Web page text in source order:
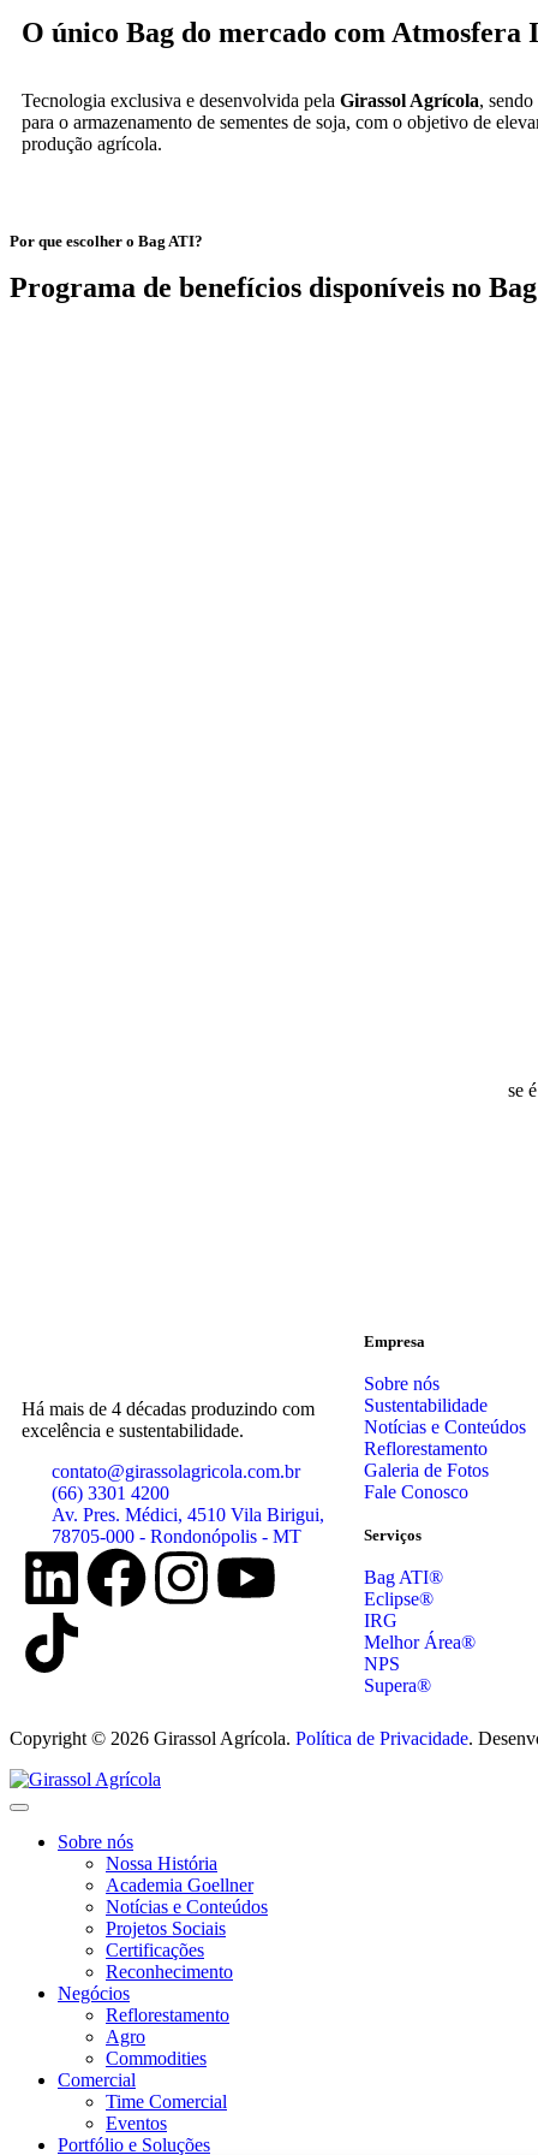
O único Bag do mercado com Atmosfera
Tecnologia exclusiva e desenvolvida pela Girassol Agrícola,
para o armazenamento de sementes de soja, com o objetivo de
produção agrícola.
Por que escolher o Bag ATI?
Programa de benefícios disponíveis no
se
Há mais de 4 décadas produzindo com
excelência e sustentabilidade.
contato@girassolagricola.com.br
(66) 3301 4200
Av. Pres. Médici, 4510 Vila Birigui,
78705-000 - Rondonópolis - MT
Empresa
Sobre nós
Sustentabilidade
Notícias e Conteúdos
Reflorestamento
Galeria de Fotos
Fale Conosco
Serviços
Bag ATI®
Eclipse®
IRG
Melhor Área®
NPS
Supera®
Copyright © 2026 Girassol Agrícola. Política de Privacidade.
Sobre nós
Nossa História
Academia Goellner
Notícias e Conteúdos
Projetos Sociais
Certificações
Reconhecimento
Negócios
Reflorestamento
Agro
Commodities
Comercial
Time Comercial
Eventos
Portfólio e Soluções